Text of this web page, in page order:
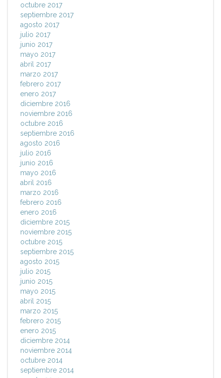
octubre 2017
septiembre 2017
agosto 2017
julio 2017
junio 2017
mayo 2017
abril 2017
marzo 2017
febrero 2017
enero 2017
diciembre 2016
noviembre 2016
octubre 2016
septiembre 2016
agosto 2016
julio 2016
junio 2016
mayo 2016
abril 2016
marzo 2016
febrero 2016
enero 2016
diciembre 2015
noviembre 2015
octubre 2015
septiembre 2015
agosto 2015
julio 2015
junio 2015
mayo 2015
abril 2015
marzo 2015
febrero 2015
enero 2015
diciembre 2014
noviembre 2014
octubre 2014
septiembre 2014